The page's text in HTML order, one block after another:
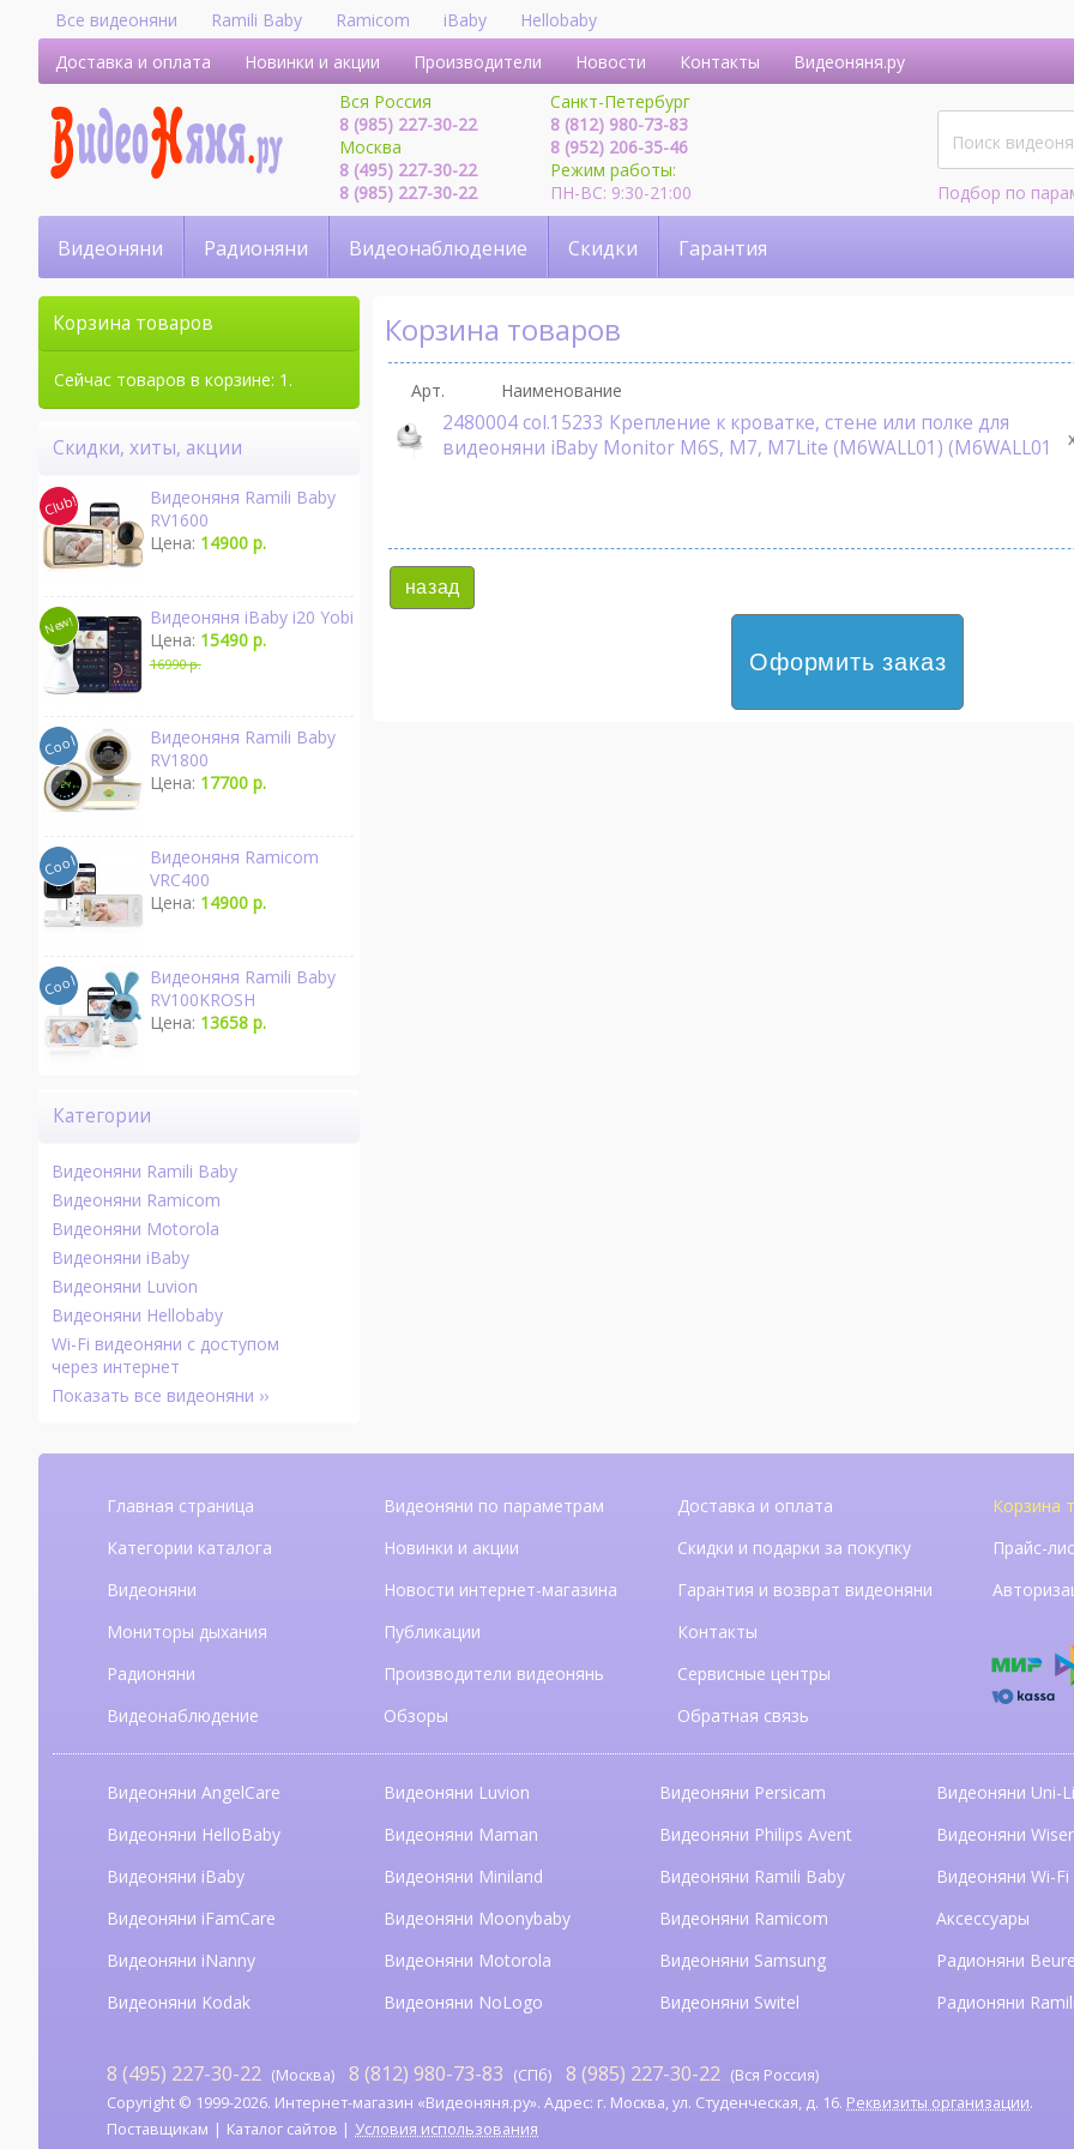
Все видеоняни Ramili Baby Ramicom iBaby
Hellobaby
Доставка и оплата
Новинки и акции Производители Новости Контакты
Видеоняня.ру
Вся Россия
8 (985) 227-30-22
Москва
8 (495) 227-30-22
8 (985) 227-30-22
Санкт-Петербург
8 (812) 980-73-83
8 (952) 206-35-46
Режим работы:
ПН-ВС: 9:30-21:00
Подбор по
Видеоняни Радионяни Видеонаблюдение Скидки Гарантия
Корзина товаров
Арт. Наименование
2480004 col.15233 Крепление к кроватке, стене или полке для
видеоняни iBaby Monitor M6S, M7, M7Lite (M6WALL01) (M6WALL01
назад
Оформить заказ
Корзина товаров
Сейчас товаров в корзине: 1.
Скидки, хиты, акции
Видеоняня Ramili Baby
RV1600
Цена: 14900 р.
Видеоняня iBaby i20 Yobi
Цена: 15490 р.
16990 р.
Видеоняня Ramili Baby
RV1800
Цена: 17700 р.
Видеоняня Ramicom
VRC400
Цена: 14900 р.
Видеоняня Ramili Baby
RV100KROSH
Цена: 13658 р.
Категории
Видеоняни Ramili Baby
Видеоняни Ramicom
Видеоняни Motorola
Видеоняни iBaby
Видеоняни Luvion
Видеоняни Hellobaby
Wi-Fi видеоняни с доступом
через интернет
Показать все видеоняни ››
Главная страница
Категории каталога
Видеоняни
Мониторы дыхания
Радионяни
Видеонаблюдение
Видеоняни по параметрам
Новинки и акции
Новости интернет-магазина
Публикации
Производители видеонянь
Обзоры
Доставка и оплата
Скидки и подарки за покупку
Гарантия и возврат видеоняни
Контакты
Сервисные центры
Обратная связь
Корзина
Прайс-
Видеоняни AngelCare
Видеоняни HelloBaby
Видеоняни iBaby
Видеоняни iFamCare
Видеоняни iNanny
Видеоняни Kodak
Видеоняни Luvion
Видеоняни Maman
Видеоняни Miniland
Видеоняни Moonybaby
Видеоняни Motorola
Видеоняни NoLogo
Видеоняни Persicam
Видеоняни Philips Avent
Видеоняни Ramili Baby
Видеоняни Ramicom
Видеоняни Samsung
Видеоняни Switel
Видеоняни Uni-
Видеоняни
Видеоняни Wi-Fi
Аксессуары
Радионяни
Радионяни Ramili
8 (495) 227-30-22 (Москва) 8 (812) 980-73-83 (СПб) 8 (985) 227-30-22 (Вся Россия)
Copyright © 1999-2026. Интернет-магазин «Видеоняня.ру». Адрес: г. Москва, ул. Студенческая, д. 16. Реквизиты организации.
Поставщикам
Каталог сайтов Условия использования